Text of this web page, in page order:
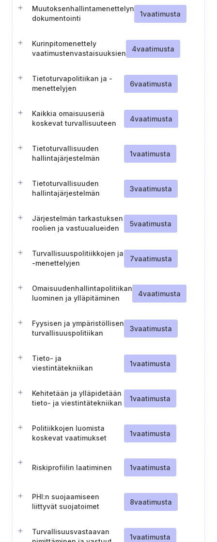
Muutoksenhallintamenettelyn
dokumentointi
1vaatimusta
Kurinpitomenettely
vaatimustenvastaisuuksien
4vaatimusta
Tietoturvapolitiikan ja -
menettelyjen
6vaatimusta
Kaikkia omaisuuseriä
koskevat turvallisuuteen
4vaatimusta
Tietoturvallisuuden
hallintajärjestelmän
1vaatimusta
Tietoturvallisuuden
hallintajärjestelmän
3vaatimusta
Järjestelmän tarkastuksen
roolien ja vastuualueiden
5vaatimusta
Turvallisuuspolitiikkojen ja
-menettelyjen
7vaatimusta
Omaisuudenhallintapolitiikan
luominen ja ylläpitäminen
4vaatimusta
Fyysisen ja ympäristöllisen
turvallisuuspolitiikan
3vaatimusta
Tieto- ja
viestintätekniikan
raportin laatiminen ja
ylläpitäminen
1vaatimusta
Kehitetään ja ylläpidetään
tieto- ja viestintätekniikan
1vaatimusta
Politiikkojen luomista
koskevat vaatimukset
1vaatimusta
Riskiprofiilin laatiminen 1vaatimusta
PHI:n suojaamiseen
liittyvät suojatoimet
8vaatimusta
Turvallisuusvastaavan
1vaatimusta